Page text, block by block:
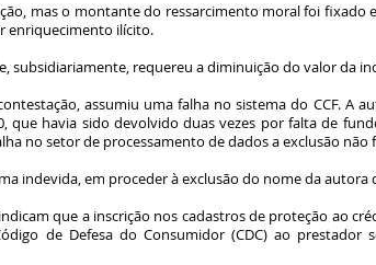
mas o montante do ressarcimento moral foi fixado
enriquecimento ilícito.
subsidiariamente, requereu a diminuição do valor da
assumiu uma falha no sistema do CCF. A
que havia sido devolvido duas vezes por falta de
no setor de processamento de dados a exclusão não
indevida, em proceder à exclusão do nome da autora
que a inscrição nos cadastros de proteção ao
de Defesa do Consumidor (CDC) ao prestador